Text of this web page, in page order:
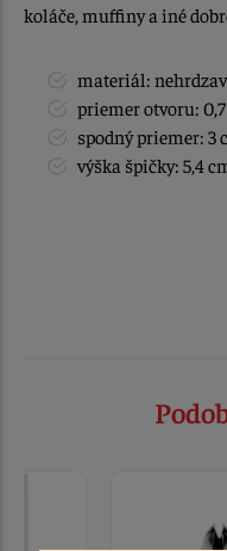
koláče, muffiny a iné
materiál:
priemer otvoru:
spodný priemer: 3
výška špičky: 5,4